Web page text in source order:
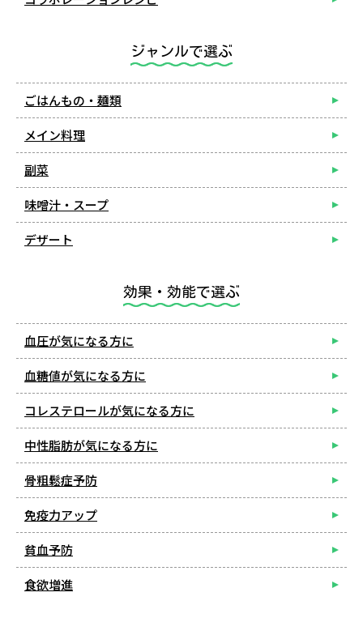
ジャンルで選ぶ
ごはんもの・麺類
メイン料理
副菜
味噌汁・スープ
デザート
効果・効能で選ぶ
血圧が気になる方に
血糖値が気になる方に
コレステロールが気になる方に
中性脂肪が気になる方に
骨粗鬆症予防
免疫力アップ
貧血予防
食欲増進